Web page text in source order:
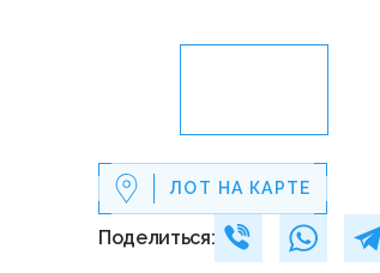
ЛОТ НА КАРТЕ
Поделиться: